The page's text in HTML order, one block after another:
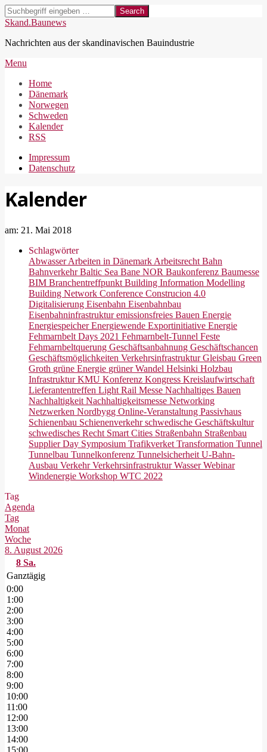
Skip
to
Search
Skand.Baunews
Nachrichten aus der skandinavischen Bauindustrie
Secondary
Menu
Menu
Home
Dänemark
Norwegen
Schweden
Kalender
RSS
Impressum
Datenschutz
Kalender
am: 21. Mai 2018
Schlagwörter
AbwasserArbeiten in Dänemark Arbeitsrecht Bahn
BahnverkehrBaltic Sea Bane NOR Baukonferenz Baumesse
BIM Branchentreffpunkt Building Information Modelling
Building Network Conference Construcion 4.0
Digitalisierung Eisenbahn Eisenbahnbau
Eisenbahninfrastrukturemissionsfreies Bauen Energie
EnergiespeicherEnergiewende Exportinitiative Energie
Fehmarnbelt Days 2021 Fehmarnbelt-Tunnel Feste
Fehmarnbeltquerung Geschäftsanbahnung Geschäftschancen
Geschäftsmöglichkeiten VerkehrsinfrastrukturGleisbau Green
Groth grüne Energie grüner Wandel Helsinki Holzbau
InfrastrukturKMU Konferenz Kongress Kreislaufwirtschaft
Lieferantentreffen Light Rail Messe Nachhaltiges Bauen
Nachhaltigkeit Nachhaltigkeitsmesse Networking
Netzwerken Nordbygg Online-Veranstaltung Passivhaus
Schienenbau Schienenverkehrschwedische Geschäftskultur
schwedisches Recht Smart Cities Straßenbahn Straßenbau
Supplier Day Symposium Trafikverket Transformation Tunnel
Tunnelbau Tunnelkonferenz Tunnelsicherheit U-Bahn-
Ausbau VerkehrVerkehrsinfrastrukturWasserWebinar
Windenergie Workshop WTC 2022
Tag
Agenda
Tag
Monat
Woche
8. August 2026
8 Sa.
Ganztägig
0:00
1:00
2:00
3:00
4:00
5:00
6:00
7:00
8:00
9:00
10:00
11:00
12:00
13:00
14:00
15:00